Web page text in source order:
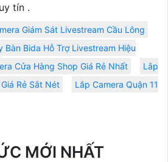
tín .
Giám Sát Livestream Cầu Lông
Bàn Bida Hỗ Trợ Livestream Hiệu
Cửa Hàng Shop Giá Rẻ Nhất
Lắp
Rẻ Sắt Nét
Lắp Camera Quận 11
MỚI NHẤT